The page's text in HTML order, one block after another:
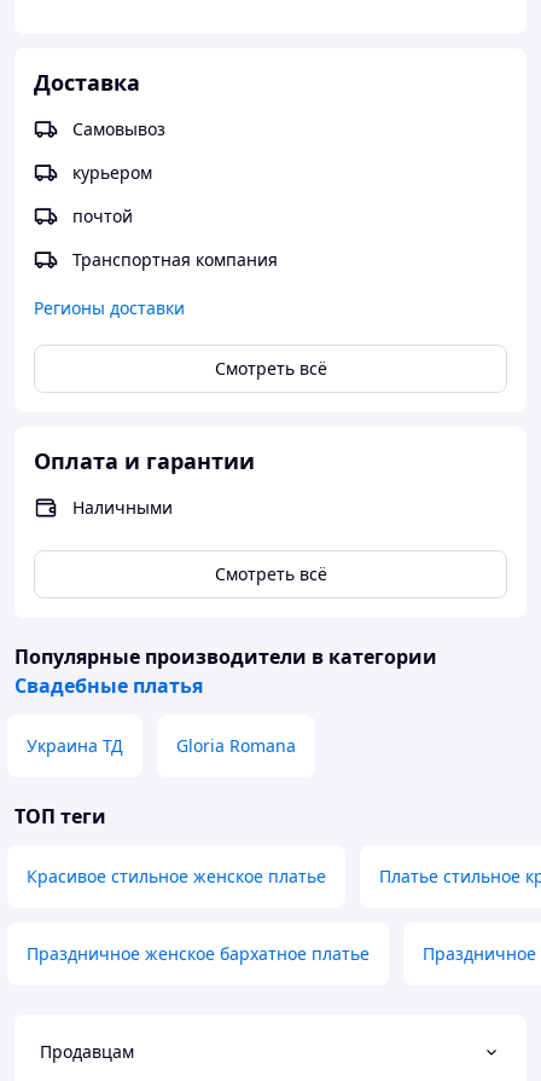
Доставка
Самовывоз
курьером
почтой
Транспортная компания
Регионы доставки
Смотреть всё
Оплата и гарантии
Наличными
Смотреть всё
Популярные производители в категории
Свадебные платья
Украина ТД Gloria Romana
ТОП теги
Красивое стильное женское платье Платье стильное
Праздничное женское бархатное платье Праздничное
Продавцам